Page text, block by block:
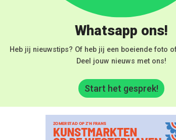
Whatsapp ons!
Heb jij nieuwstips? Of heb jij een boeiende foto
Deel jouw nieuws met ons!
Start het gesprek!